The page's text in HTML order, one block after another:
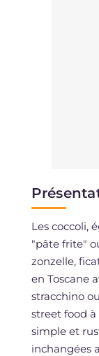
Les coccoli,
"pâte frite"
zonzelle,
en Toscane
stracchino
street food
simple et
inchangées